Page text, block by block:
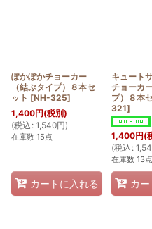
ぽかぽかチョーカー
（結ぶタイプ）８本セ
ット [NH-325]
1,400円(税別)
(税込 : 1,540円)
在庫数 15点
カートに入れる
キュート
チョーカ
プ）８本
321]
1,400円(
(税込 :
在庫数 13点
カ